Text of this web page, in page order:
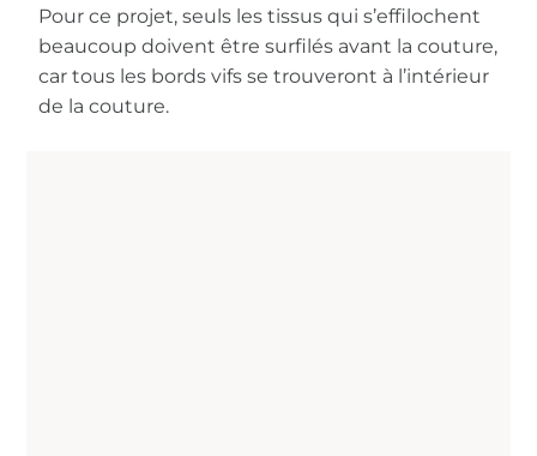
Pour ce projet, seuls les tissus qui s’effilochent
beaucoup doivent être surfilés avant la couture,
car tous les bords vifs se trouveront à l’intérieur
de la couture.